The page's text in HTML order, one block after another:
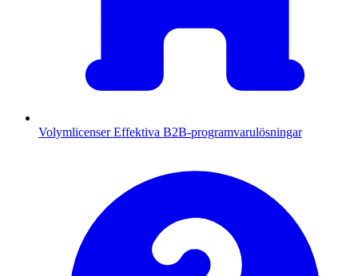
Volymlicenser Effektiva B2B-programvarulösningar